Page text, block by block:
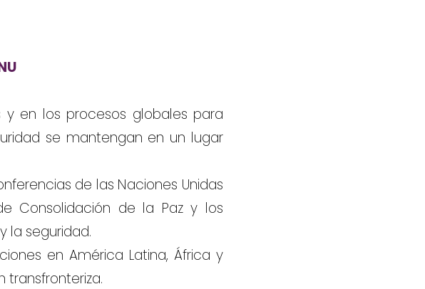
y en los procesos globales para
se mantengan en un lugar
de las Naciones Unidas
Consolidación de la Paz y los
la seguridad.
en América Latina, África y
transfronteriza.